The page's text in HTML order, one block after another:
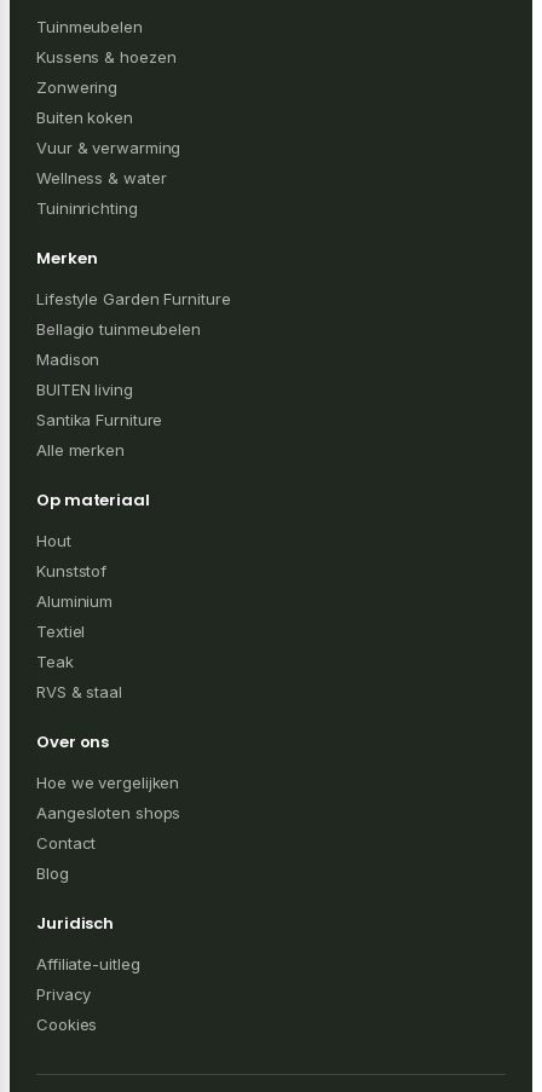
Tuinmeubelen
Kussens & hoezen
Zonwering
Buiten koken
Vuur & verwarming
Wellness & water
Tuininrichting
Merken
Lifestyle Garden Furniture
Bellagio tuinmeubelen
Madison
BUITEN living
Santika Furniture
Alle merken
Op materiaal
Hout
Kunststof
Aluminium
Textiel
Teak
RVS & staal
Over ons
Hoe we vergelijken
Aangesloten shops
Contact
Blog
Juridisch
Affiliate-uitleg
Privacy
Cookies